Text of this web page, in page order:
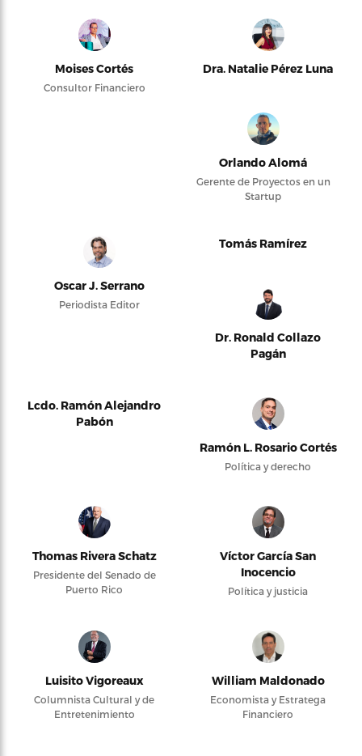
Moises Cortés
Consultor Financiero
Dra. Natalie Pérez Luna
Orlando Alomá
Gerente de Proyectos en un
Startup
Oscar J. Serrano
Periodista Editor
Tomás Ramírez
Dr. Ronald Collazo
Pagán
Lcdo. Ramón Alejandro
Pabón
Ramón L. Rosario Cortés
Política y derecho
Thomas Rivera Schatz
Presidente del Senado de
Puerto Rico
Víctor García San
Inocencio
Política y justicia
Luisito Vigoreaux
Columnista Cultural y de
Entretenimiento
William Maldonado
Economista y Estratega
Financiero